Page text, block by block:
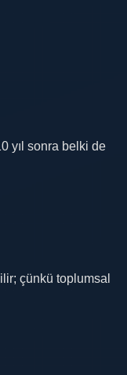
yıl sonra belki de
çünkü toplumsal